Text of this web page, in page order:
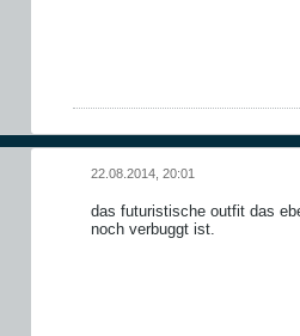
22.08.2014, 20:01
das futuristische outfit das
noch verbuggt ist.